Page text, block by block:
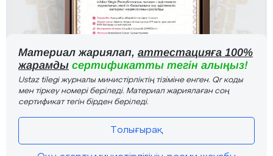
Материал жариялап, аттестацияға 100%
жарамды сертификатты тегін алыңыз!
Ustaz tilegi журналы министірліктің тізіміне енген. Qr коды
мен тіркеу номері беріледі. Материал жариялаған соң
сертификат тегін бірден беріледі.
Толығырақ